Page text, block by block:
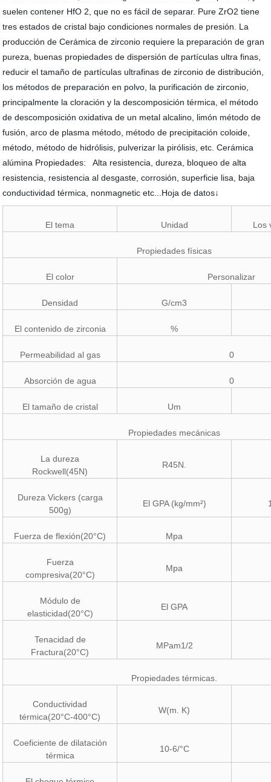
suelen contener HfO 2, que no es fácil de separar. Pure ZrO2 tiene
tres estados de cristal bajo condiciones normales de presión. La
producción de Cerámica de zirconio requiere la preparación de gran
pureza, buenas propiedades de dispersión de partículas ultra finas,
reducir el tamaño de partículas ultrafinas de zirconio de distribución,
los métodos de preparación en polvo, la purificación de zirconio,
principalmente la cloración y la descomposición térmica, el método
de descomposición oxidativa de un metal alcalino, limón método de
fusión, arco de plasma método, método de precipitación coloide,
método, método de hidrólisis, pulverizar la pirólisis, etc. Cerámica
alúmina Propiedades: Alta resistencia, dureza, bloqueo de alta
resistencia, resistencia al desgaste, corrosión, superficie lisa, baja
conductividad térmica, nonmagnetic etc...Hoja de datos↓
El tema Unidad Los
Propiedades físicas
El color Personalizar
Densidad G/cm3
El contenido de zirconia %
Permeabilidad al gas 0
Absorción de agua 0
El tamaño de cristal Um
Propiedades mecánicas
La dureza
Rockwell(45N)
R45N.
Dureza Vickers (carga
500g)
El GPA (kg/mm²)
Fuerza de flexión(20°C) Mpa
Fuerza
compresiva(20°C)
Mpa
Módulo de
elasticidad(20°C)
El GPA
Tenacidad de
Fractura(20°C)
MPam1/2
Propiedades térmicas.
Conductividad
térmica(20°C-400°C)
W(m. K)
Coeficiente de dilatación
térmica
10-6/°C